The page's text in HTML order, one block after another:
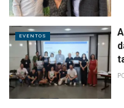
EVENTOS